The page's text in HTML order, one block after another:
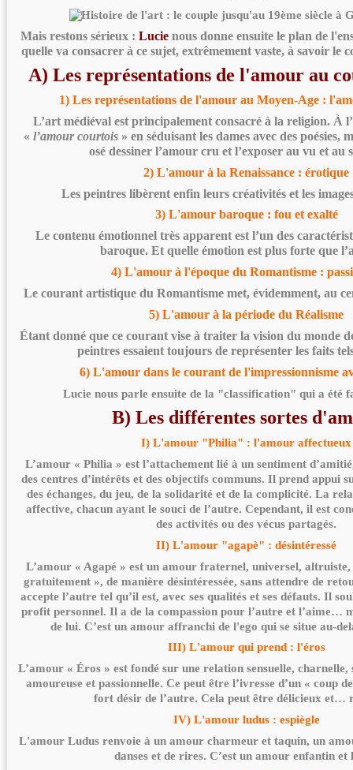
Mais restons sérieux :Lucie nous donne ensuite le plan de
quelle va consacrer à ce sujet, extrêmement vaste, à savoir le
A) Les représentations de l'amour au
1) Les représentations de l'amour au Moyen-Age :
L’art médiéval est principalement consacré à la religion. À
«l’amour courtois » en séduisant les dames avec des poésies,
osé dessiner l’amour cru et l’exposer au vu et au
2) L'amour à la Renaissance : érotique
Les peintres libèrent enfin leurs créativités et les
3) L'amour baroque : fou et exalté
Le contenu émotionnel très apparent est l’un des
baroque. Et quelle émotion est plus forte que
4) L'amour à l'époque du Romantisme :
Le courant artistique du Romantisme met, évidemment, au
5) L'amour à la période du Réalisme
Étant donné que ce courant vise à traiter la vision du monde
peintres essaient toujours de représenter les faits
6) L'amour dans le courant de l'impressionnisme
Lucie nous parle ensuite de la "classification" qui a été
B) Les différentes sortes
I) L'amour "Philia" : l'amour affectueux
L’amour « Philia » est l’attachement lié à un sentiment
des centres d’intérêts et des objectifs communs. Il prend appui
des échanges, du jeu, de la solidarité et de la complicité. La
affective, chacun ayant le souci de l’autre. Cependant, il est
des activités ou des vécus partagés.
II) L'amour "agapè" : désintéressé
L’amour « Agapé » est un amour fraternel, universel,
gratuitement », de manière désintéressée, sans attendre de
accepte l’autre tel qu’il est, avec ses qualités et ses défauts. Il
profit personnel. Il a de la compassion pour l’autre et l’aime…
de lui. C’est un amour affranchi de l'ego qui se situe au-
III) L'amour qui prend : l'éros
L’amour « Éros » est fondé sur une relation sensuelle, charnelle,
amoureuse et passionnelle. Ce peut être l’ivresse d’un « coup
fort désir de l’autre. Cela peut être délicieux et…
IV) L'amour ludus : espiègle
L'amour Ludus renvoie à un amour charmeur et taquin, un
danses et de rires. C’est un amour enfantin et